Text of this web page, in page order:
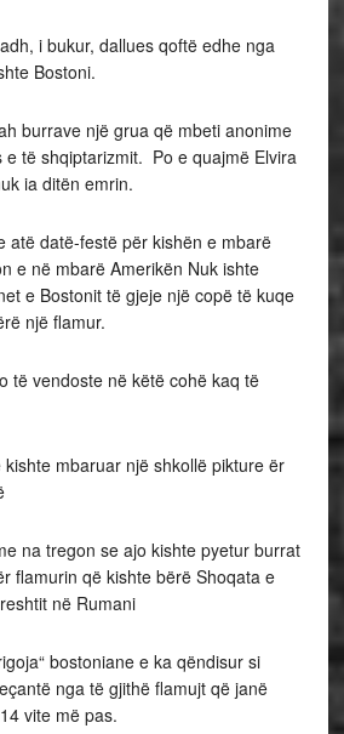
i bukur, dallues qoftë edhe nga
Bostoni.
burrave një grua që mbeti anonime
e të shqiptarizmit. Po e quajmë Elvira
ia ditën emrin.
atë datë-festë për kishën e mbarë
e në mbarë Amerikën Nuk ishte
e Bostonit të gjeje një copë të kuqe
një flamur.
të vendoste në këtë cohë kaq të
mbaruar një shkollë pikture ër
na tregon se ajo kishte pyetur burrat
flamurin që kishte bërë Shoqata e
në Rumani
bostoniane e ka qëndisur si
nga të gjithë flamujt që janë
vite më pas.